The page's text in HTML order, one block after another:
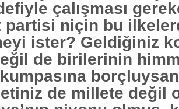
çalışması
partisi niçin bu
ister? Geldiğiniz
de birilerinin
de millete değil